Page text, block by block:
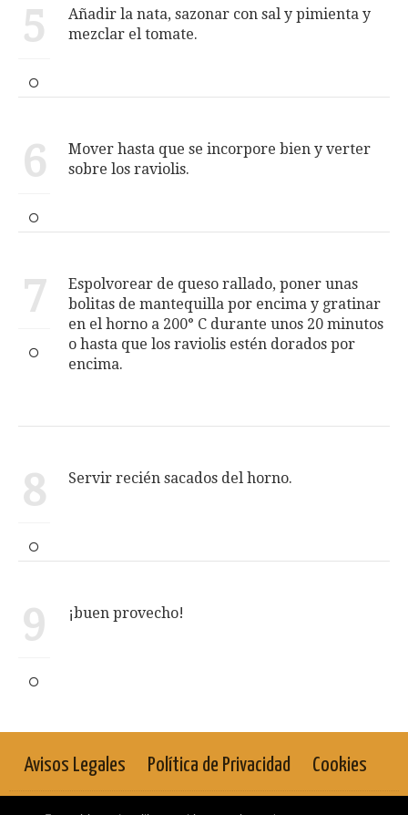
5
Añadir la nata, sazonar con sal y pimienta y
mezclar el tomate.
6
Mover hasta que se incorpore bien y verter
sobre los raviolis.
7
Espolvorear de queso rallado, poner unas
bolitas de mantequilla por encima y gratinar
en el horno a 200° C durante unos 20 minutos
o hasta que los raviolis estén dorados por
encima.
8 Servir recién sacados del horno.
9 ¡buen provecho!
Avisos Legales Política de Privacidad Cookies